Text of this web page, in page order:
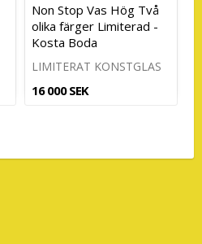
Non Stop Vas Hög Två
olika färger Limiterad -
Kosta Boda
LIMITERAT KONSTGLAS
16 000 SEK